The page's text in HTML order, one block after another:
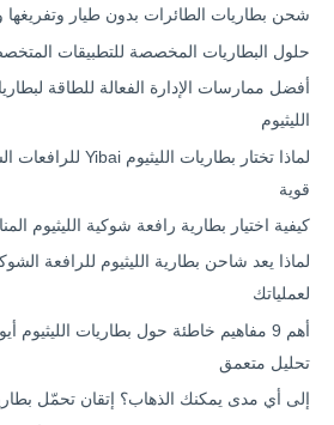
شحن بطاريات الطائرات بدون طيار وتفريغها
حلول البطاريات المخصصة للتطبيقات
أفضل ممارسات الإدارة الفعالة للطاقة
الليثيوم
قوية
كيفية اختيار بطارية رافعة شوكية الليثيوم
لماذا يعد شاحن بطارية الليثيوم للرافعة
لعملياتك
أهم 9 مفاهيم خاطئة حول بطاريات الليثيوم
تحليل متعمق
إلى أي مدى يمكنك الذهاب؟ إتقان تحمّل